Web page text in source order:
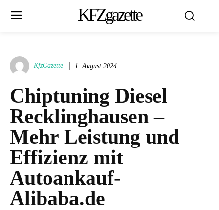
KFZgazette
KfzGazette 1. August 2024
Chiptuning Diesel
Recklinghausen –
Mehr Leistung und
Effizienz mit
Autoankauf-
Alibaba.de